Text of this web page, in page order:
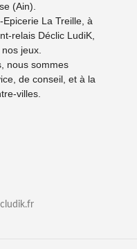
(Ain).
La Treille, à
relais Déclic LudiK,
jeux.
nous sommes
de conseil, et à la
villes.